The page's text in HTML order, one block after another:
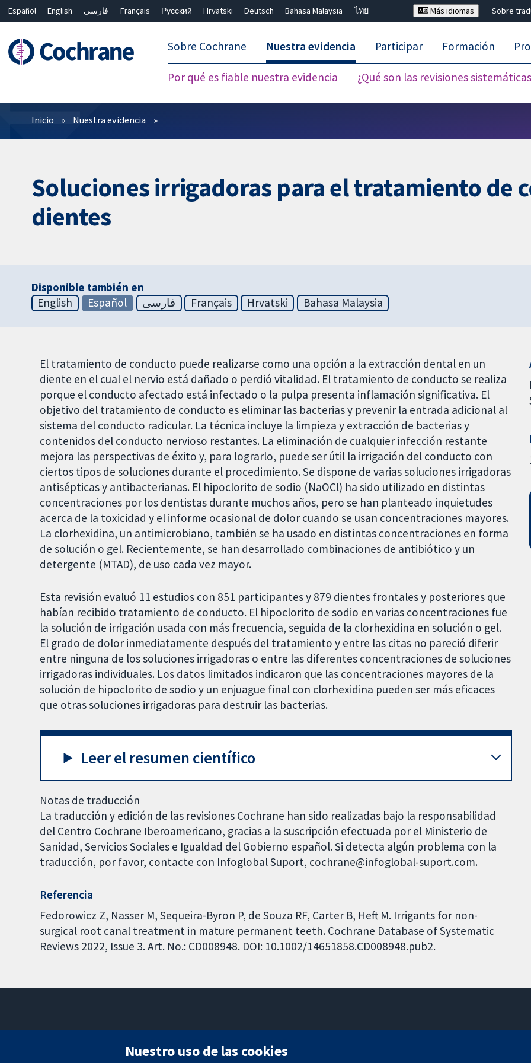
Español English فارسی Français Русский Hrvatski Deutsch Bahasa Malaysia
ไทย
Más idiomas Sobre
Sobre Cochrane Nuestra evidencia
Por qué es fiable nuestra evidencia ¿Qué son las revisiones
Participar Formación
Filtros
Inicio Nuestra evidencia
Soluciones irrigadoras para el tratamiento de
dientes
Disponible también en
English
Español فارسی Français Hrvatski Bahasa Malaysia
El tratamiento de conducto puede realizarse como una opción a la extracción dental en un
diente en el cual el nervio está dañado o perdió vitalidad. El tratamiento de conducto se realiza
porque el conducto afectado está infectado o la pulpa presenta inflamación significativa. El
objetivo del tratamiento de conducto es eliminar las bacterias y prevenir la entrada adicional al
sistema del conducto radicular. La técnica incluye la limpieza y extracción de bacterias y
contenidos del conducto nervioso restantes. La eliminación de cualquier infección restante
mejora las perspectivas de éxito y, para lograrlo, puede ser útil la irrigación del conducto con
ciertos tipos de soluciones durante el procedimiento. Se dispone de varias soluciones irrigadoras
antisépticas y antibacterianas. El hipoclorito de sodio (NaOCl) ha sido utilizado en distintas
concentraciones por los dentistas durante muchos años, pero se han planteado inquietudes
acerca de la toxicidad y el informe ocasional de dolor cuando se usan concentraciones mayores.
La clorhexidina, un antimicrobiano, también se ha usado en distintas concentraciones en forma
de solución o gel. Recientemente, se han desarrollado combinaciones de antibiótico y un
detergente (MTAD), de uso cada vez mayor.
Esta revisión evaluó 11 estudios con 851 participantes y 879 dientes frontales y posteriores que
habían recibido tratamiento de conducto. El hipoclorito de sodio en varias concentraciones fue
la solución de irrigación usada con más frecuencia, seguida de la clorhexidina en solución o gel.
El grado de dolor inmediatamente después del tratamiento y entre las citas no pareció diferir
entre ninguna de los soluciones irrigadoras o entre las diferentes concentraciones de soluciones
irrigadoras individuales. Los datos limitados indicaron que las concentraciones mayores de la
solución de hipoclorito de sodio y un enjuague final con clorhexidina pueden ser más eficaces
que otras soluciones irrigadoras para destruir las bacterias.
Leer el resumen científico
Notas de traducción
La traducción y edición de las revisiones Cochrane han sido realizadas bajo la responsabilidad
del Centro Cochrane Iberoamericano, gracias a la suscripción efectuada por el Ministerio de
Sanidad, Servicios Sociales e Igualdad del Gobierno español. Si detecta algún problema con la
traducción, por favor, contacte con Infoglobal Suport, cochrane@infoglobal-suport.com.
Referencia
Fedorowicz Z, Nasser M, Sequeira-Byron P, de Souza RF, Carter B, Heft M. Irrigants for non-
surgical root canal treatment in mature permanent teeth. Cochrane Database of Systematic
Reviews 2022, Issue 3. Art. No.: CD008948. DOI: 10.1002/14651858.CD008948.pub2.
Londres
Nuestro uso de las cookies